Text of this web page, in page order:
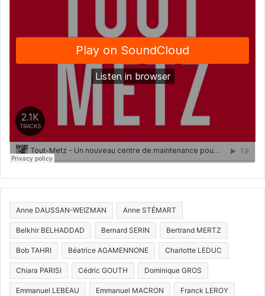
Anne DAUSSAN-WEIZMAN Anne STÉMART
Belkhir BELHADDAD Bernard SERIN Bertrand MERTZ
Bob TAHRI Béatrice AGAMENNONE Charlotte LEDUC
Chiara PARISI Cédric GOUTH Dominique GROS
Emmanuel LEBEAU Emmanuel MACRON Franck LEROY